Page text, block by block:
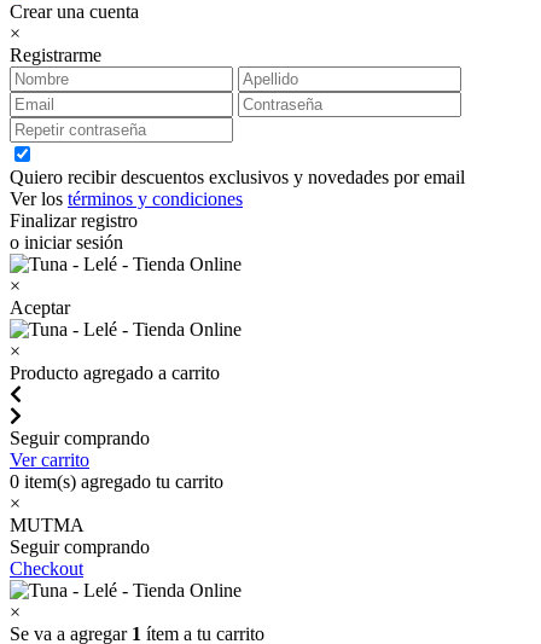
Crear una cuenta
×
Registrarme
Quiero recibir descuentos exclusivos y novedades por email
Ver los términos y condiciones
Finalizar registro
o iniciar sesión
×
Aceptar
×
Producto agregado a carrito
Seguir comprando
Ver carrito
0 item(s) agregado tu carrito
×
MUTMA
Seguir comprando
Checkout
×
Se va a agregar 1 ítem a tu carrito